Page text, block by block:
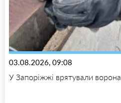
03.08.2026, 09:08
У Запоріжжі врятували ворона